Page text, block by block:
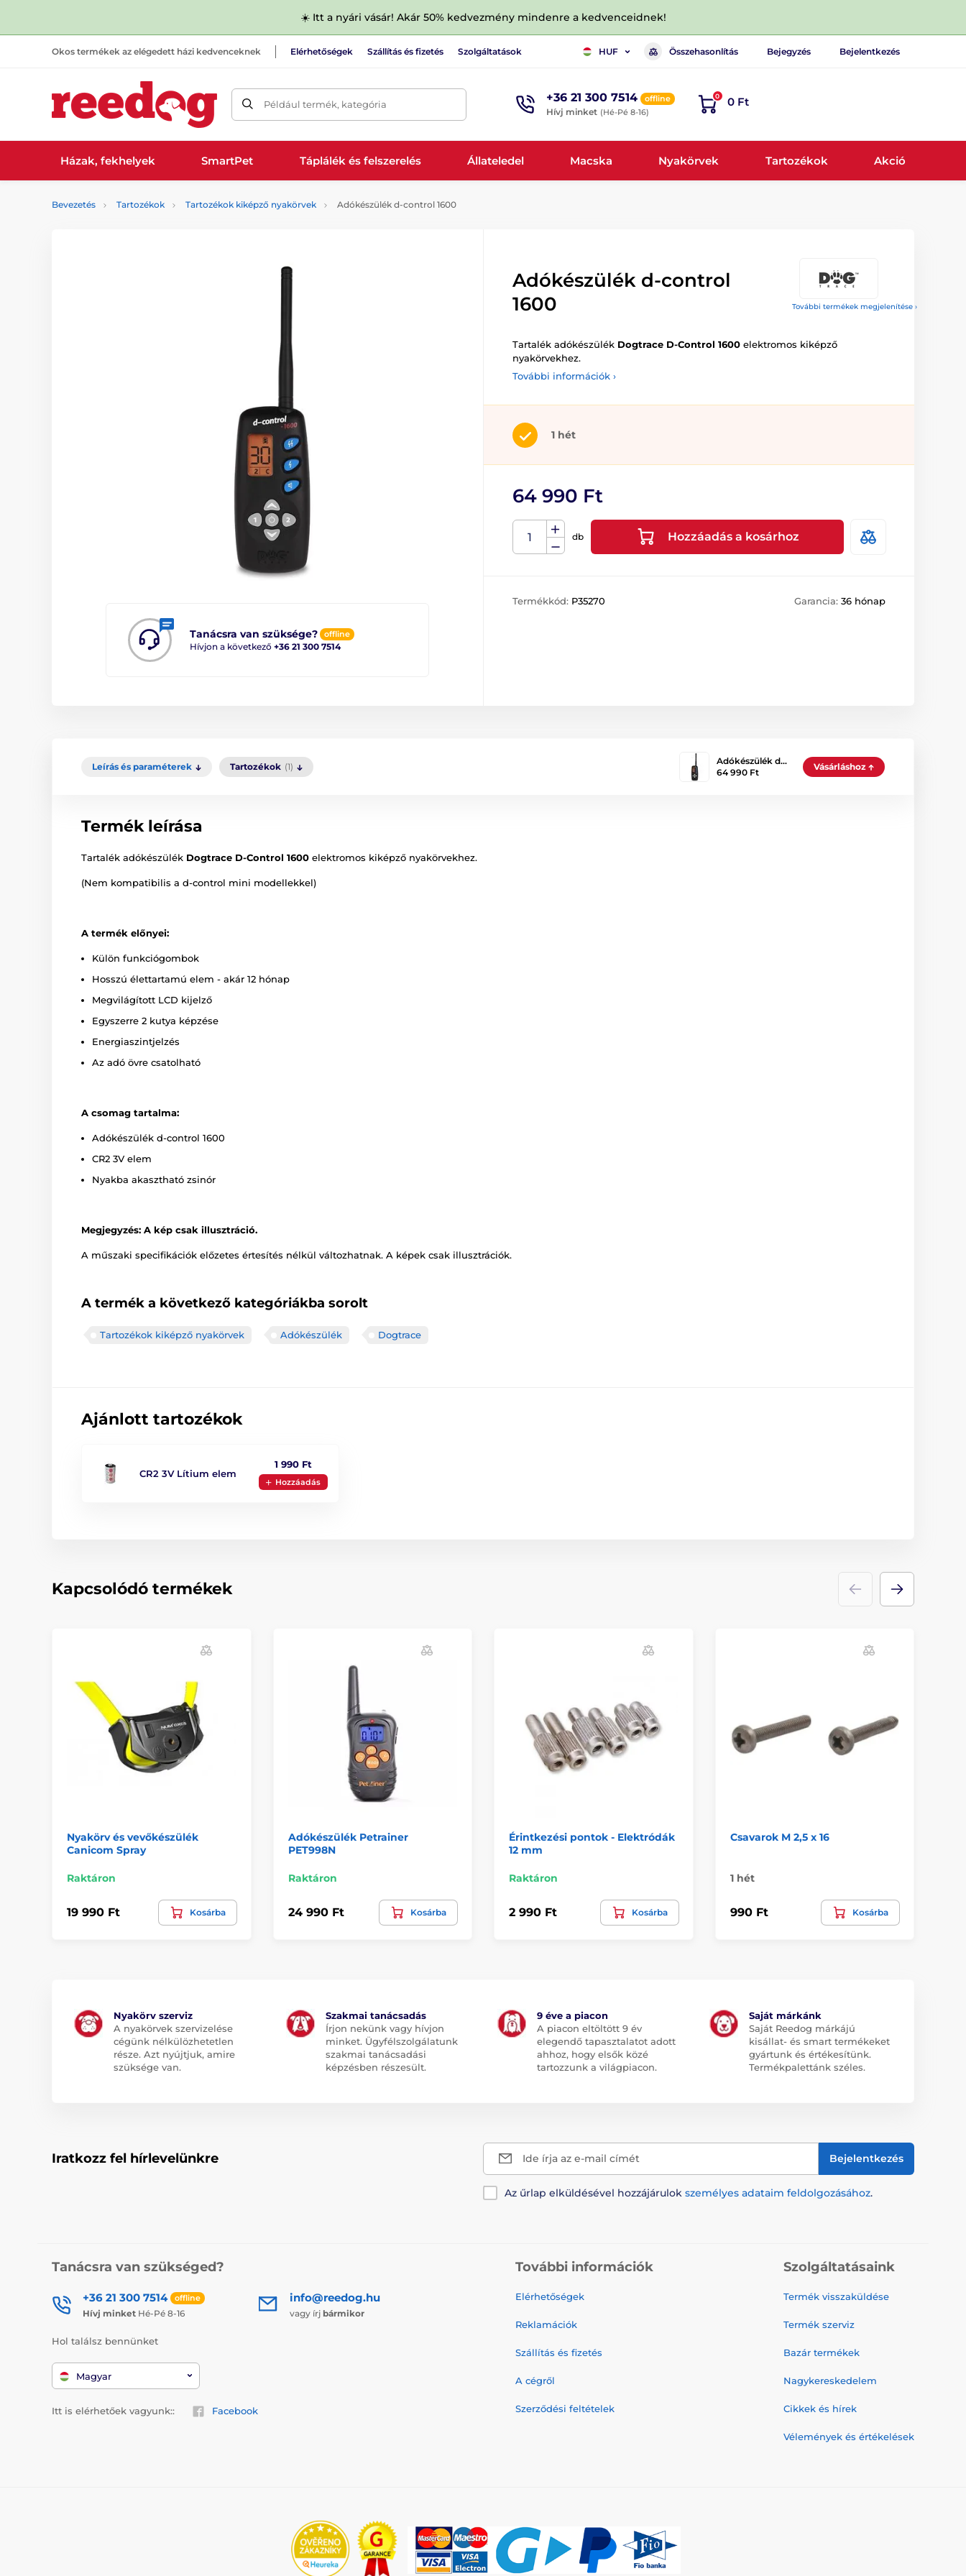
☀️ Itt a nyári vásár! Akár 50% kedvezmény mindenre a kedvenceidnek!
Okos termékek az elégedett házi kedvenceknek Elérhetőségek Szállítás és fizetés Szolgáltatások HUF Összehasonlítás Bejegyzés Bejelentkezés
Például termék, kategória +36 21 300 7514 offline
Hívj minket (Hé-Pé 8-16)
0 0 Ft
Házak, fekhelyek SmartPet Táplálék és felszerelés Állateledel Macska Nyakörvek Tartozékok Akció
Bevezetés Tartozékok Tartozékok kiképző nyakörvek Adókészülék d-control 1600
További termékek megjelenítése ›
Tanácsra van szüksége? offline
Hívjon a következő +36 21 300 7514
Adókészülék d-control
1600
Tartalék adókészülék Dogtrace D-Control 1600 elektromos kiképző
nyakörvekhez.
További információk ›
1 hét
64 990 Ft
db Hozzáadás a kosárhoz
Termékkód: P35270 Garancia: 36 hónap
Leírás és paraméterek Tartozékok (1)
Adókészülék d…
64 990 Ft
Vásárláshoz
Termék leírása
Tartalék adókészülék Dogtrace D-Control 1600 elektromos kiképző nyakörvekhez.
(Nem kompatibilis a d-control mini modellekkel)
A termék előnyei:
Külön funkciógombok
Hosszú élettartamú elem - akár 12 hónap
Megvilágított LCD kijelző
Egyszerre 2 kutya képzése
Energiaszintjelzés
Az adó övre csatolható
A csomag tartalma:
Adókészülék d-control 1600
CR2 3V elem
Nyakba akasztható zsinór
Megjegyzés: A kép csak illusztráció.
A műszaki specifikációk előzetes értesítés nélkül változhatnak. A képek csak illusztrációk.
A termék a következő kategóriákba sorolt
Tartozékok kiképző nyakörvek Adókészülék Dogtrace
Ajánlott tartozékok
CR2 3V Lítium elem
1 990 Ft
Hozzáadás
Kapcsolódó termékek
Nyakörv és vevőkészülék
Canicom Spray
Raktáron
19 990 Ft Kosárba
Adókészülék Petrainer
PET998N
Raktáron
24 990 Ft Kosárba
Érintkezési pontok - Elektródák
12 mm
Raktáron
2 990 Ft Kosárba
Csavarok M 2,5 x 16
1 hét
990 Ft Kosárba
Nyakörv szerviz
A nyakörvek szervizelése
cégünk nélkülözhetetlen
része. Azt nyújtjuk, amire
szüksége van.
Szakmai tanácsadás
Írjon nekünk vagy hívjon
minket. Ügyfélszolgálatunk
szakmai tanácsadási
képzésben részesült.
9 éve a piacon
A piacon eltöltött 9 év
elegendő tapasztalatot adott
ahhoz, hogy elsők közé
tartozzunk a világpiacon.
Saját márkánk
Saját Reedog márkájú
kisállat- és smart termékeket
gyártunk és értékesítünk.
Termékpalettánk széles.
Iratkozz fel hírlevelünkre Ide írja az e-mail címét Bejelentkezés
Az űrlap elküldésével hozzájárulok személyes adataim feldolgozásához.
Tanácsra van szükséged?
+36 21 300 7514 offline
Hívj minket Hé-Pé 8-16
info@reedog.hu
vagy írj bármikor
Hol találsz bennünket
Magyar
Itt is elérhetőek vagyunk:: Facebook
További információk
Elérhetőségek
Reklamációk
Szállítás és fizetés
A cégről
Szerződési feltételek
Szolgáltatásaink
Termék visszaküldése
Termék szerviz
Bazár termékek
Nagykereskedelem
Cikkek és hírek
Vélemények és értékelések